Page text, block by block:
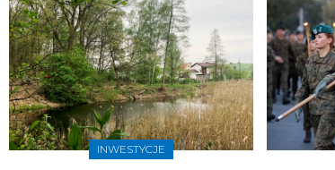
INWESTYCJE